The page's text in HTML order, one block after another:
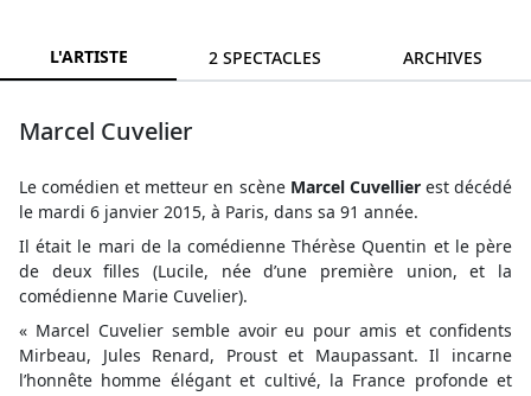
L'ARTISTE 2 SPECTACLES ARCHIVES
Marcel Cuvelier
Le comédien et metteur en scène Marcel Cuvellier est décédé
le mardi 6 janvier 2015, à Paris, dans sa 91 année.
Il était le mari de la comédienne Thérèse Quentin et le père
de deux filles (Lucile, née d’une première union, et la
comédienne Marie Cuvelier).
« Marcel Cuvelier semble avoir eu pour amis et confidents
Mirbeau, Jules Renard, Proust et Maupassant. Il incarne
l’honnête homme élégant et cultivé, la France profonde et